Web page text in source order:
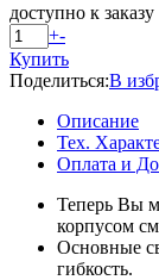
доступно к заказу
+-
Купить
Поделиться:В
Описание
Тех.
Оплата и
Теперь Вы
корпусом
Основные
гибкость.